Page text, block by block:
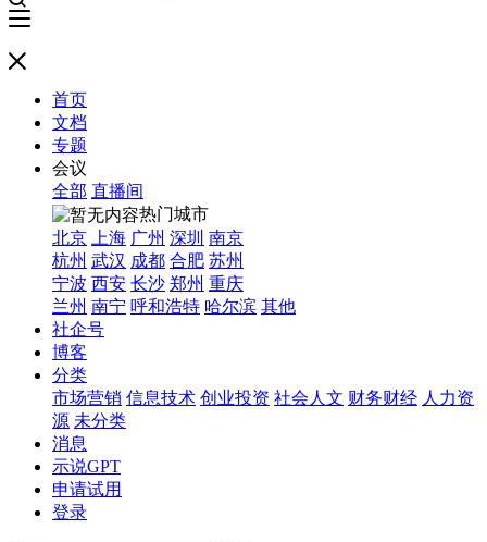
首页
文档
专题
会议
全部 直播间
热门城市
北京
上海 广州 深圳 南京
杭州 武汉 成都 合肥 苏州
宁波 西安 长沙 郑州 重庆
兰州 南宁 呼和浩特 哈尔滨 其他
社企号
博客
分类
市场营销 信息技术 创业投资 社会人文 财务财经 人力资
源 未分类
消息
示说GPT
申请试用
登录